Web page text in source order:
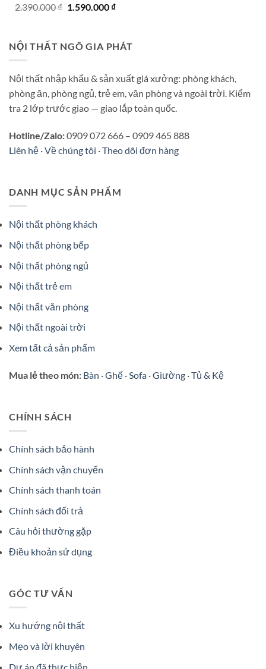
2.390.000₫ Giá
1.590.000 ₫Giá
1.590.000 ₫.
NỘI THẤT NGÔ GIA PHÁT
Nội thất nhập khẩu & sản xuất giá xưởng: phòng khách,
phòng ăn, phòng ngủ, trẻ em, văn phòng và ngoài trời. Kiểm
tra 2 lớp trước giao — giao lắp toàn quốc.
Hotline/Zalo:0909 072 666 – 0909 465 888
Liên hệ ·Về chúng tôi ·Theo dõi đơn hàng
DANH MỤC SẢN PHẨM
Nội thất phòng khách
Nội thất phòng bếp
Nội thất phòng ngủ
Nội thất trẻ em
Nội thất văn phòng
Nội thất ngoài trời
Xem tất cả sản phẩm
Mua lẻ theo món: Bàn ·Ghế · Sofa ·Giường ·Tủ & Kệ
CHÍNH SÁCH
Chính sách bảo hành
Chính sách vận chuyển
Chính sách thanh toán
Chính sách đổi trả
Câu hỏi thường gặp
Điều khoản sử dụng
GÓC TƯ VẤN
Xu hướng nội thất
Mẹo và lời khuyên
Dự án đã thực hiện